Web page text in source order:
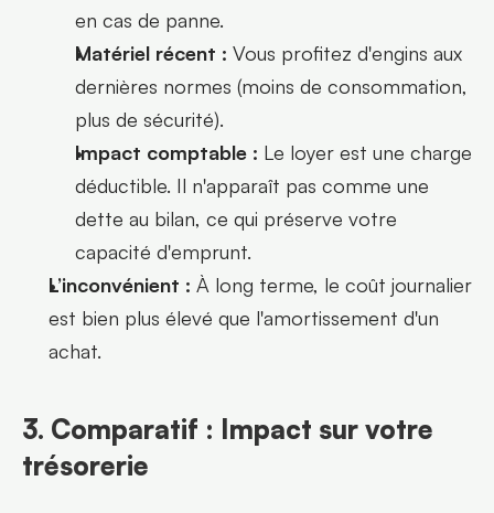
en cas de panne.
Matériel récent : Vous profitez d'engins aux
dernières normes (moins de consommation,
plus de sécurité).
Impact comptable : Le loyer est une charge
déductible. Il n'apparaît pas comme une
dette au bilan, ce qui préserve votre
capacité d'emprunt.
L’inconvénient : À long terme, le coût journalier
est bien plus élevé que l'amortissement d'un
achat.
3. Comparatif : Impact sur votre
trésorerie